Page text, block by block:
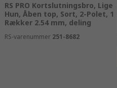
RS PRO Kortslutningsbro, Lige
Hun, Åben top, Sort, 2-Polet, 1
Rækker 2.54 mm, deling
RS-varenummer 251-8682